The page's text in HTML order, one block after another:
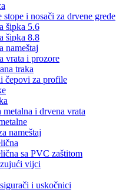
stope i nosači za drvene grede
šipka 5.6
šipka 8.8
nameštaj
vrata i prozore
traka
čepovi za profile
metalna i drvena vrata
nameštaj
sa PVC zaštitom
vijci
i uskočnici